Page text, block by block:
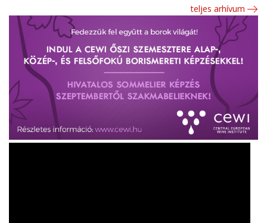
teljes arhívum